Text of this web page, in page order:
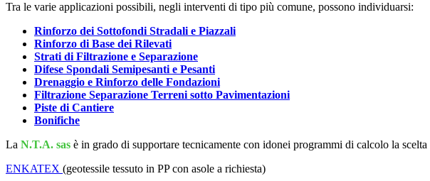
Tra le varie applicazioni possibili, negli interventi di tipo più comune, possono individuarsi:
Rinforzo dei Sottofondi Stradali e Piazzali
Rinforzo di Base dei Rilevati
Strati di Filtrazione e Separazione
Difese Spondali Semipesanti e Pesanti
Drenaggio e Rinforzo delle Fondazioni
Filtrazione Separazione Terreni sotto Pavimentazioni
Piste di Cantiere
Bonifiche
La N.T.A. sas è in grado di supportare tecnicamente con idonei programmi di calcolo la
ENKATEX (geotessile tessuto in PP con asole a richiesta)